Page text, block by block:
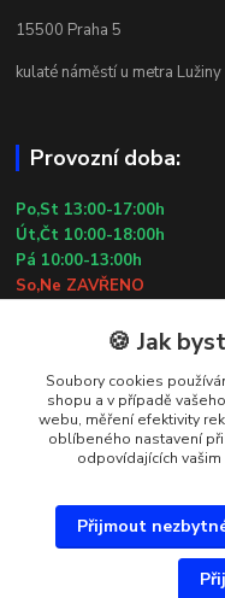
15500 Praha 5
kulaté náměstí u metra Lužiny
Provozní doba:
Po,St 13:00-17:00h
Út,Čt 10:00-18:00h
Pá 10:00-13:00h
So,Ne ZAVŘENO
Kontakty
Simona Kozová
+420 602
🍪 Jak
Soubory cookies
shopu a v případě
webu, měření efektivity
oblíbeného nastavení
odpovídajících
Přijmout